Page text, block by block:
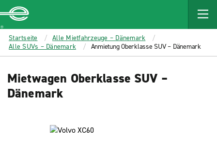
MAIN
CONTENT
Enterprise
Startseite
Alle Mietfahrzeuge – Dänemark
Alle SUVs – Dänemark
Anmietung Oberklasse SUV – Dänemark
Mietwagen Oberklasse SUV –
Dänemark